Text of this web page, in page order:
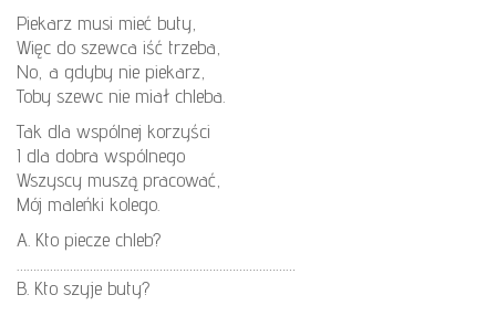
Piekarz musi mieć buty,
Więc do szewca iść trzeba,
No, a gdyby nie piekarz,
Toby szewc nie miał chleba.
Tak dla wspólnej korzyści
I dla dobra wspólnego
Wszyscy muszą pracować,
Mój maleńki kolego.
A. Kto piecze chleb?
B. Kto szyje buty?